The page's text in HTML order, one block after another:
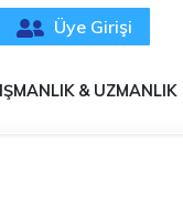
Üye Girişi
& UZMANLIK